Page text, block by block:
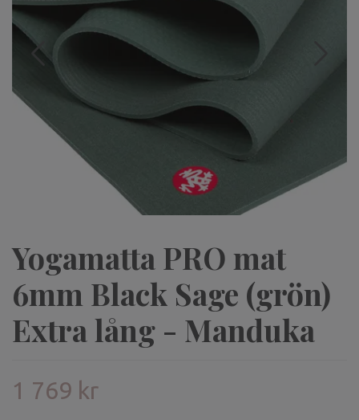
Yogamatta PRO mat
6mm Black Sage (grön)
Extra lång - Manduka
1 769 kr